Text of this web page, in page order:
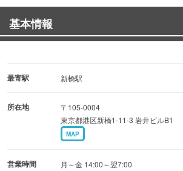
ンスです。
基本情報
最寄駅 新橋駅
所在地
〒105-0004
東京都港区新橋1-11-3 岩井ビルB1
MAP
営業時間
月～金 14:00～翌7:00